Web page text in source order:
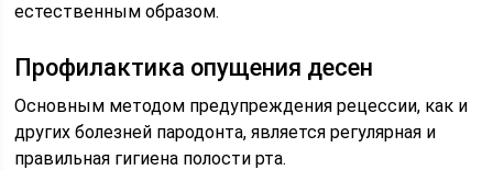
естественным образом.
Профилактика опущения десен
Основным методом предупреждения рецессии, как и
других болезней пародонта, является регулярная и
правильная гигиена полости рта.